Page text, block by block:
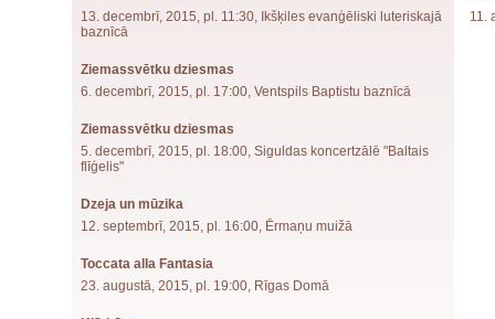
13. decembrī, 2015, pl. 11:30, Ikšķiles evanģēliski luteriskajā
baznīcā
Ziemassvētku dziesmas
6. decembrī, 2015, pl. 17:00, Ventspils Baptistu baznīcā
Ziemassvētku dziesmas
5. decembrī, 2015, pl. 18:00, Siguldas koncertzālē "Baltais
flīģelis"
Dzeja un mūzika
12. septembrī, 2015, pl. 16:00, Ērmaņu muižā
Toccata alla Fantasia
23. augustā, 2015, pl. 19:00, Rīgas Domā
11.